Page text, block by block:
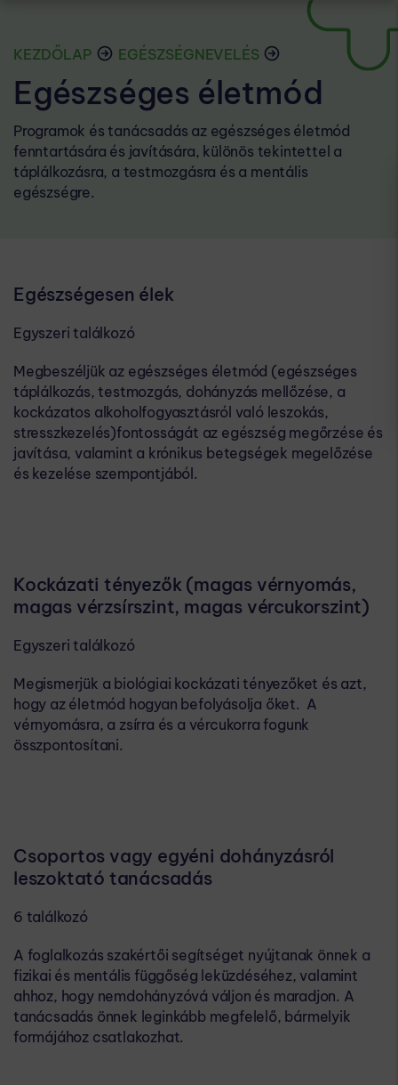
KEZDŐLAP EGÉSZSÉGNEVELÉS
Egészséges életmód
Programok és tanácsadás az egészséges életmód
fenntartására és javítására, különös tekintettel a
táplálkozásra, a testmozgásra és a mentális
egészségre.
Egészségesen élek
Egyszeri találkozó
Megbeszéljük az egészséges életmód​​ (egészséges
táplálkozás, testmozgás, dohányzás mellőzése, a
kockázatos alkoholfogyasztásról való leszokás,
stresszkezelés)​​fontosságát az egészség megőrzése és
javítása, valamint a krónikus betegségek megelőzése
és kezelése szempontjából.
Kockázati tényezők (magas vérnyomás,
magas vérzsírszint, magas vércukorszint)
Egyszeri találkozó
Megismerjük a biológiai kockázati tényezőket és azt,
hogy az életmód hogyan befolyásolja őket. ​​ A
vérnyomásra, a zsírra és a vércukorra fogunk
összpontosítani.
Csoportos​​ vagy​​ egyéni​​ dohányzásról
leszoktató tanácsadás
6 találkozó
A foglalkozás szakértői segítséget nyújtanak önnek a
fizikai és mentális függőség leküzdéséhez, valamint
ahhoz, hogy nemdohányzóvá váljon és maradjon. A
tanácsadás önnek leginkább megfelelő, bármelyik
formájához csatlakozhat.